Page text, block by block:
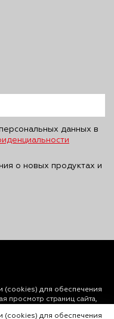
данных в
о новых продуктах и
(cookies) для обеспечения
просмотр страниц сайта,
(cookies) для обеспечения